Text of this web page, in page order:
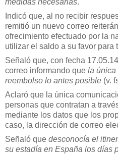
Indicó que, al no recibir
remitió un nuevo correo
ofrecimiento efectuado por la
utilizar el saldo a su favor para
Señaló que, con fecha
correo informando que la única
reembolso lo antes posible (v.
Aclaró que la única
personas que contratan a
mediante los datos que los
caso, la dirección de correo
Señaló que desconocía el
su estadía en España los días